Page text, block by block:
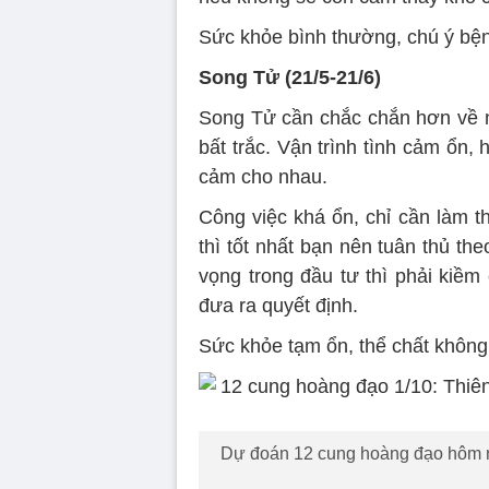
Sức khỏe bình thường, chú ý
Song Tử (21/5-21/6)
Song Tử cần chắc chắn hơn về
bất trắc. Vận trình tình cảm ổn,
cảm cho nhau.
Công việc khá ổn, chỉ cần làm
thì tốt nhất bạn nên tuân thủ
vọng trong đầu tư thì phải
đưa ra quyết định.
Sức khỏe tạm ổn, thể chất
Dự đoán 12 cung hoàng đạo